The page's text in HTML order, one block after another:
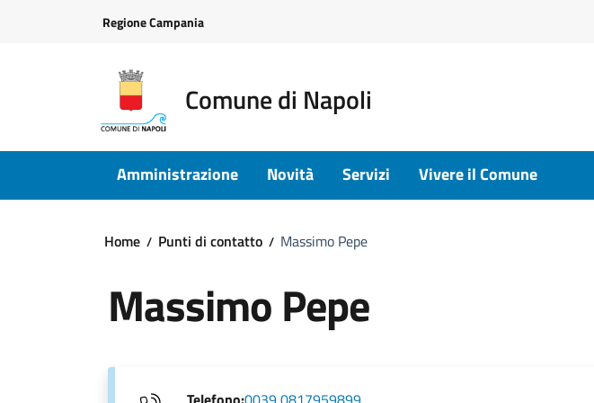
Regione Campania
Comune di Napoli
Amministrazione Novità Servizi Vivere il Comune
Home Punti di contatto Massimo Pepe
Massimo Pepe